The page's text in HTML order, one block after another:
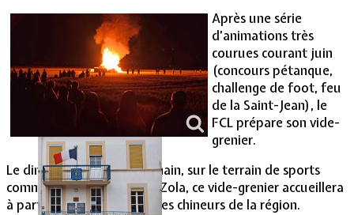
Vie Municipale
Après une série
d’animations très
courues courant juin
(concours pétanque,
challenge de foot, feu
de la Saint-Jean), le
FCL prépare son vide-
grenier.
Le dimanche 25 août prochain, sur le terrain de sports
communal de la rue Emile Zola, ce vide-grenier accueillera
à partir de 6 heures, tous les chineurs de la région.